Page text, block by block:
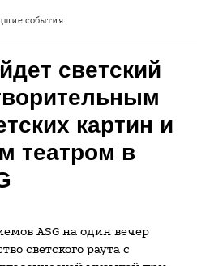
события
светский
картин и
театром в
ASG на один вечер
светского раута с